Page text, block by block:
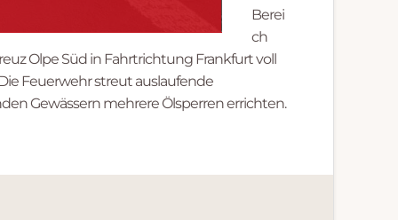
Berei
ch
Olpe Süd in Fahrtrichtung Frankfurt voll
Feuerwehr streut auslaufende
Gewässern mehrere Ölsperren errichten.